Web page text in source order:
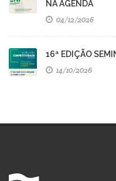
NA AGENDA
04/12/2026
16ª EDIÇÃO
14/10/2026